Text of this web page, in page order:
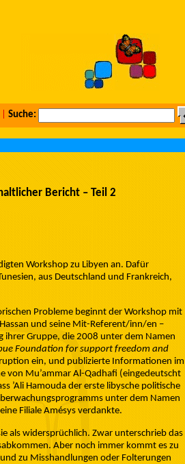
Suche:
Bericht – Teil 2
Workshop zu Libyen an. Dafür
aus Deutschland und Frankreich,
Probleme beginnt der Workshop mit
und seine Mit-Referent/inn/en –
ihrer Gruppe, die 2008 unter dem Namen
Foundation for support freedom and
ein, und publizierte Informationen im
von Mu’ammar Al-Qadhafi (eingedeutscht
’Ali Hamouda der erste libysche politische
unter dem Namen
Filiale Amésys verdankte.
als widersprüchlich. Zwar unterschrieb das
Aber noch immer kommt es zu
zu Misshandlungen oder Folterungen